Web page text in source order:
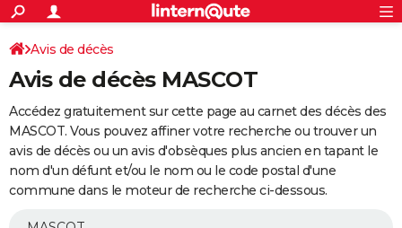
ACTUALITÉS
Politique
Société
Faits Divers
Education
Monde
Villes
+
SPORT
Coupe du monde 2026
Football
Tennis
Cyclisme
Rugby
Forum
Programme TV
TNT
Streaming
Cinéma
Sorties cinéma
Musique
+
FINANCE
Retraite
Epargne
Immobilier
Risques naturels par ville
Banque
Assurance
AUTO
Essais
Réserver un essai
Citadines
Berlines
SUV
Forum auto
+
Avis de décès
Avis de décès MASCOT
Accédez gratuitement sur cette page au carnet des décès des
MASCOT. Vous pouvez affiner votre recherche ou trouver un
avis de décès ou un avis d'obsèques plus ancien en tapant le
nom d'un défunt et/ou le nom ou le code postal d'une
commune dans le moteur de recherche ci-dessous.